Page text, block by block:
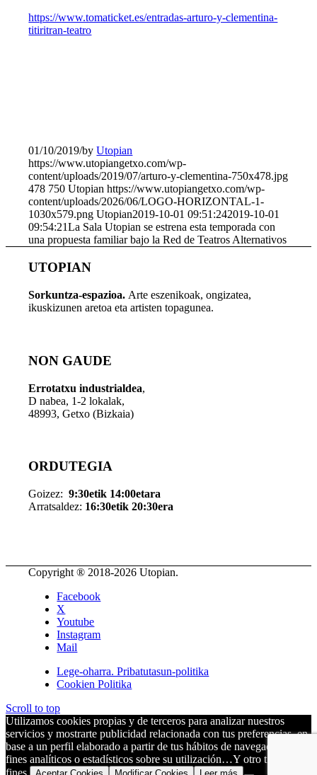
https://www.tomaticket.es/entradas-arturo-y-clementina-
titiritran-teatro
01/10/2019/byUtopian
https://www.utopiangetxo.com/wp-
content/uploads/2019/07/arturo-y-clementina-750x478.jpg
478 750 Utopian https://www.utopiangetxo.com/wp-
content/uploads/2026/06/LOGO-HORIZONTAL-1-
1030x579.png Utopian2019-10-01 09:51:242019-10-01
09:54:21La Sala Utopian se estrena esta temporada con
una propuesta familiar bajo la Red de Teatros Alternativos
UTOPIAN
Sorkuntza-espazioa. Arte eszenikoak, ongizatea,
ikuskizunen aretoa eta artisten topagunea.
NON GAUDE
Errotatxu industrialdea,
D nabea, 1-2 lokalak,
48993, Getxo (Bizkaia)
ORDUTEGIA
Goizez:9:30etik 14:00etara
Arratsaldez: 16:30etik 20:30era
Copyright ® 2018-2026 Utopian.
Facebook
X
Youtube
Instagram
Mail
Lege-oharra. Pribatutasun-politika
Cookien Politika
Scroll to top
Utilizamos cookies propias y de terceros para analizar nuestros
servicios y mostrarte publicidad relacionada con tus preferencias, en
base a un perfil elaborado a partir de tus hábitos de navegación, para
fines analíticos o estadísticos sobre su utilización…Y otro tipo de
fines.